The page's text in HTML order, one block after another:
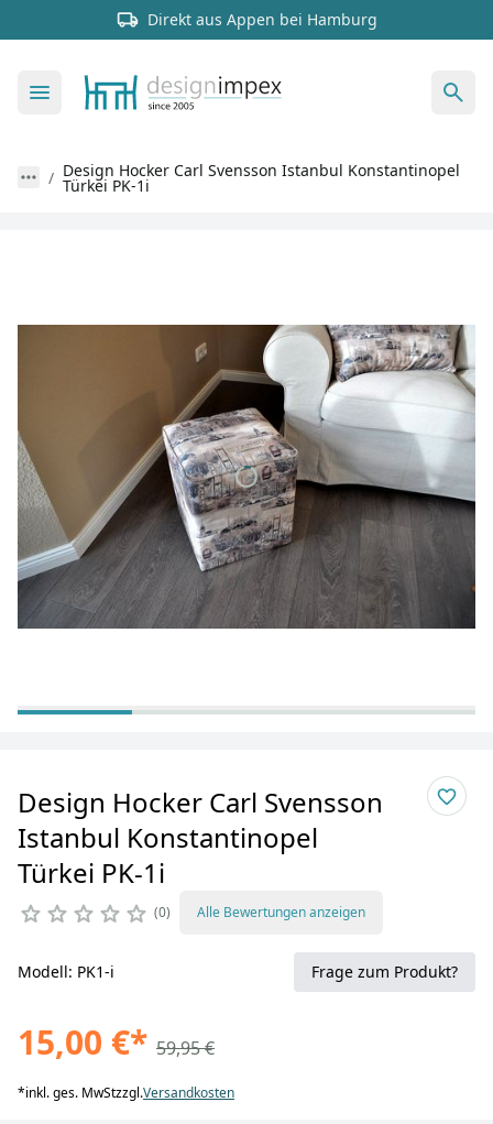
Direkt aus Appen bei Hamburg
Design Hocker Carl Svensson Istanbul Konstantinopel
Türkei PK-1i
Design Hocker Carl Svensson
Istanbul Konstantinopel
Türkei PK-1i
0 Alle Bewertungen anzeigen
Modell: PK1-i Frage zum Produkt?
15,00 €* 59,95 €
*inkl. ges. MwStzzgl.Versandkosten